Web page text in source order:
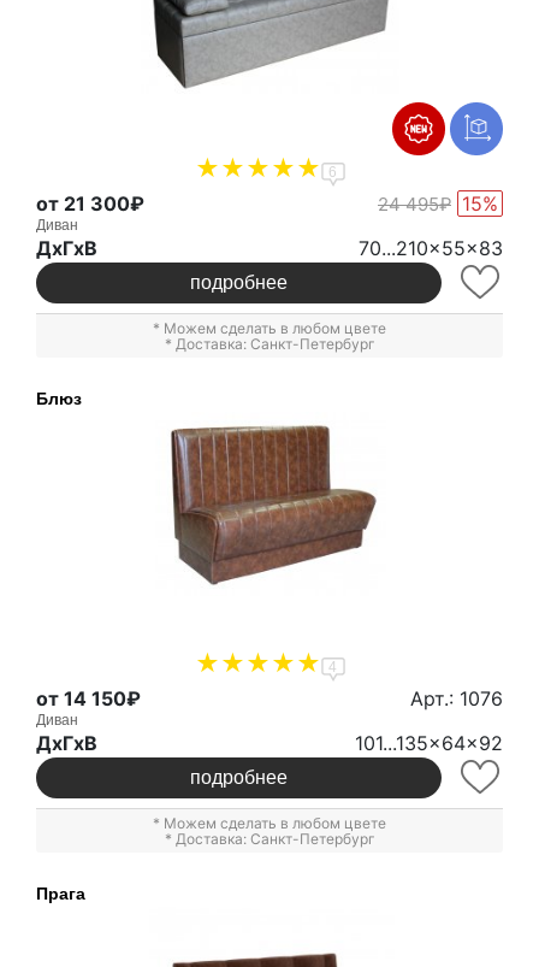
6
от 21 300₽ 24 495₽ 15%
Диван
ДxГxВ 70...210x55x83
подробнее
* Можем сделать в любом цвете
* Доставка: Санкт-Петербург
Блюз
4
от 14 150₽ Арт.: 1076
Диван
ДxГxВ 101...135x64x92
подробнее
* Можем сделать в любом цвете
* Доставка: Санкт-Петербург
Прага